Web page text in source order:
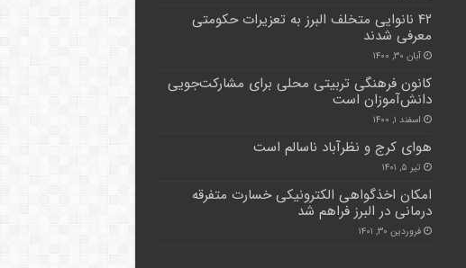
۴۲ نانوایی متخلف البرز به تعزیرات حکومتی
معرفی شدند
آبان ۳۰, ۱۴۰۰
کانون فرهنگی تربیتی محلی برای مشارکت‌جویی
دانش‌آموزان است
اسفند ۱, ۱۴۰۰
هوای کرج و نظرآباد ناسالم است
تیر ۵, ۱۴۰۱
امکان اخذگواهی الکترونیکی خسارت متفرقه
درمانی در البرز فراهم شد
فروردین ۳۰, ۱۴۰۱